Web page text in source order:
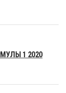
1 2020